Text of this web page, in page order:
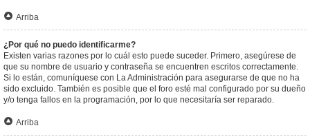
Arriba
¿Por qué no puedo identificarme?
Existen varias razones por lo cuál esto puede suceder. Primero, asegúrese de
que su nombre de usuario y contraseña se encuentren escritos correctamente.
Si lo están, comuníquese con La Administración para asegurarse de que no ha
sido excluido. También es posible que el foro esté mal configurado por su dueño
y/o tenga fallos en la programación, por lo que necesitaría ser reparado.
Arriba